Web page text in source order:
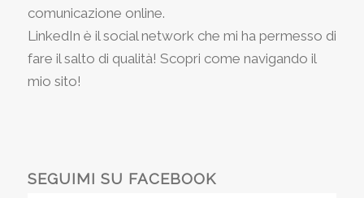
comunicazione online.
LinkedIn è il social network che mi ha permesso di
fare il salto di qualità! Scopri come navigando il
mio sito!
SEGUIMI SU FACEBOOK